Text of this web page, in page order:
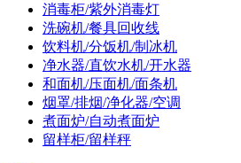
消毒柜/紫外消毒灯
洗碗机/餐具回收线
饮料机/分饭机/制冰机
净水器/直饮水机/开水器
和面机/压面机/面条机
烟罩/排烟/净化器/空调
煮面炉/自动煮面炉
留样柜/留样秤